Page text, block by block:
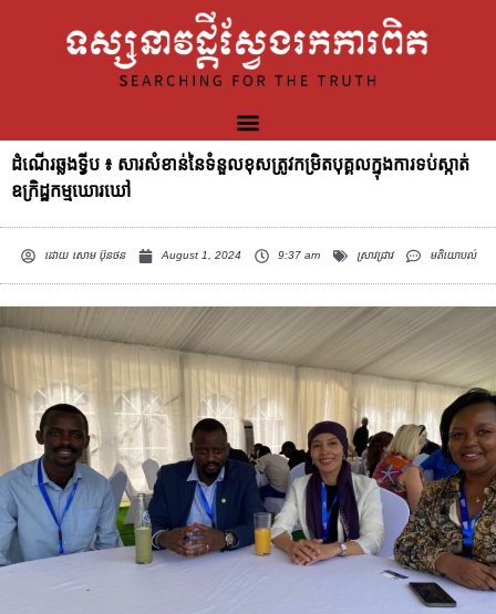
ដំណើរឆ្លងទ្វីប ៖ សារសំខាន់នៃទំនួលខុសត្រូវកម្រិតបុគ្គលក្នុងការទប់ស្កាត់
ឧក្រិដ្ឋកម្មឃោរឃៅ
ដោយសោម ប៊ុនថន August 1, 2024 9:37 am ស្រាវជ្រាវ មតិយោបល់